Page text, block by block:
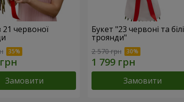
21 червоної
Замовити
Букет "23 червоні та білі
троянди"
2 570 грн
Замовити